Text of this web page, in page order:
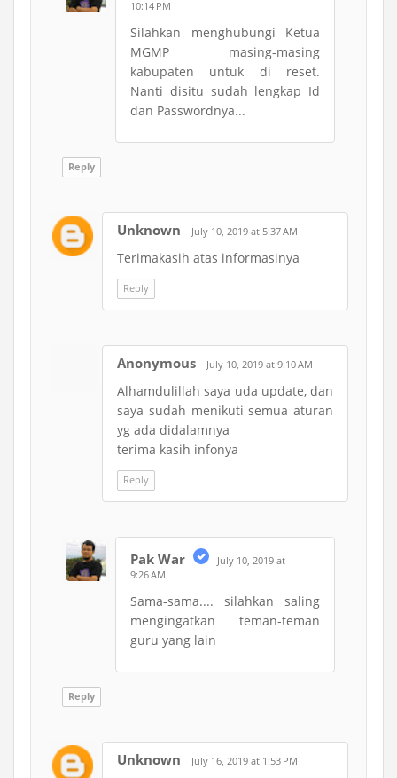
10:14 PM
Silahkan menghubungi Ketua
MGMP masing-masing
kabupaten untuk di reset.
Nanti disitu sudah lengkap Id
dan Passwordnya...
Reply
Unknown July 10, 2019 at 5:37 AM
Terimakasih atas informasinya
Reply
Anonymous July 10, 2019 at 9:10 AM
Alhamdulillah saya uda update, dan
saya sudah menikuti semua aturan
yg ada didalamnya
terima kasih infonya
Reply
Pak War
July 10, 2019 at
9:26 AM
Sama-sama.... silahkan saling
mengingatkan teman-teman
guru yang lain
Reply
Unknown July 16, 2019 at 1:53 PM